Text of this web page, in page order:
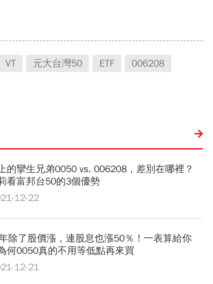
VT 元大台灣50 ETF
006208
的攣生兄弟0050 vs. 006208，差別在哪裡？
看富邦台50的3個優勢
12-22
除了股價漲，連股息也漲50％！一表算給你
何0050真的不用等低點再來買
12-21